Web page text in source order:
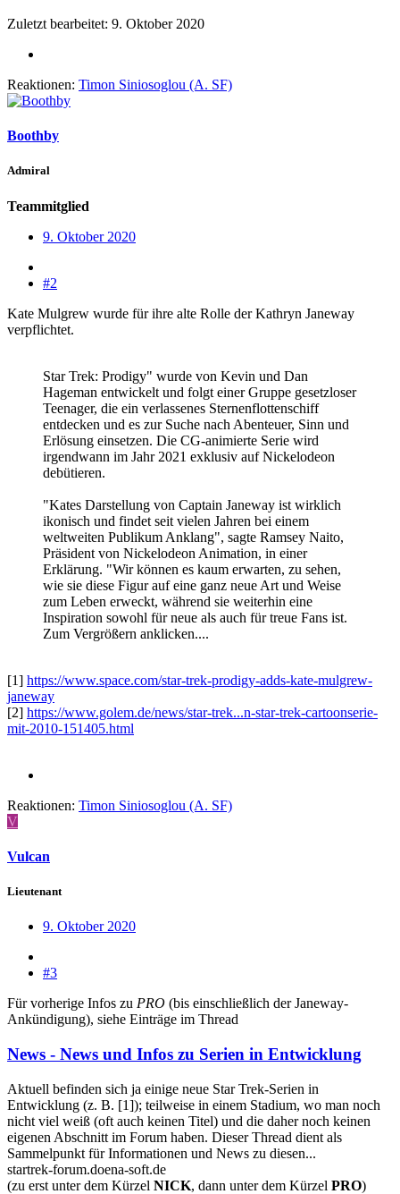
Zuletzt bearbeitet: 9. Oktober 2020
Reaktionen: Timon Siniosoglou (A. SF)
Boothby
Admiral
Teammitglied
9. Oktober 2020
#2
Kate Mulgrew wurde für ihre alte Rolle der Kathryn Janeway
verpflichtet.
Star Trek: Prodigy" wurde von Kevin und Dan
Hageman entwickelt und folgt einer Gruppe gesetzloser
Teenager, die ein verlassenes Sternenflottenschiff
entdecken und es zur Suche nach Abenteuer, Sinn und
Erlösung einsetzen. Die CG-animierte Serie wird
irgendwann im Jahr 2021 exklusiv auf Nickelodeon
debütieren.
"Kates Darstellung von Captain Janeway ist wirklich
ikonisch und findet seit vielen Jahren bei einem
weltweiten Publikum Anklang", sagte Ramsey Naito,
Präsident von Nickelodeon Animation, in einer
Erklärung. "Wir können es kaum erwarten, zu sehen,
wie sie diese Figur auf eine ganz neue Art und Weise
zum Leben erweckt, während sie weiterhin eine
Inspiration sowohl für neue als auch für treue Fans ist.
Zum Vergrößern anklicken....
[1] https://www.space.com/star-trek-prodigy-adds-kate-mulgrew-
janeway
[2] https://www.golem.de/news/star-trek...n-star-trek-cartoonserie-
mit-2010-151405.html
Reaktionen: Timon Siniosoglou (A. SF)
V
Vulcan
Lieutenant
9. Oktober 2020
#3
Für vorherige Infos zu PRO (bis einschließlich der Janeway-
Ankündigung), siehe Einträge im Thread
News - News und Infos zu Serien in Entwicklung
Aktuell befinden sich ja einige neue Star Trek-Serien in
Entwicklung (z. B. [1]); teilweise in einem Stadium, wo man noch
nicht viel weiß (oft auch keinen Titel) und die daher noch keinen
eigenen Abschnitt im Forum haben. Dieser Thread dient als
Sammelpunkt für Informationen und News zu diesen...
startrek-forum.doena-soft.de
(zu erst unter dem Kürzel NICK, dann unter dem Kürzel PRO)